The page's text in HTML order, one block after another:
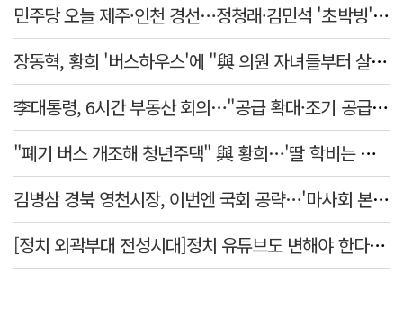
민주당 오늘 제주·인천 경선…정청래·김민석 '초박빙' 승부
장동혁, 황희 '버스하우스'에 "與 의원 자녀들부터 살아보면 어떨까?"
李대통령, 6시간 부동산 회의…"공급 확대·조기 공급 과감히 실천"
"폐기 버스 개조해 청년주택" 與 황희…'딸 학비는 年 4200만원'
김병삼 경북 영천시장, 이번엔 국회 공략…'마사회 본사 이전·광역교통망 확충' 요청
[정치 외곽부대 전성시대]정치 유튜브도 변해야 한다 "화합과 존중"